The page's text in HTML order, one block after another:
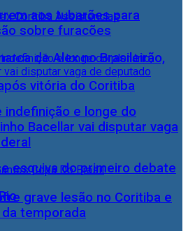
de Alex no Brasileirão,
vitória do Coritiba
esquiva do primeiro debate
aos tubarões para
sobre furacões
indefinição e longe do
Bacellar vai disputar vaga
grave lesão no Coritiba e
temporada